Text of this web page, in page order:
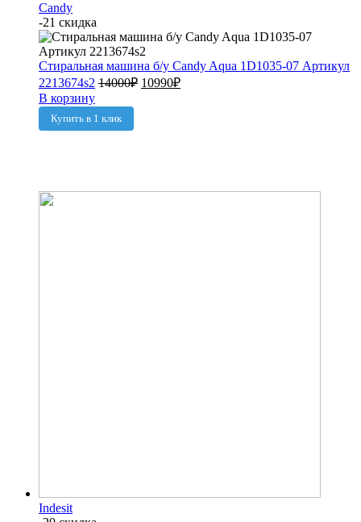
Candy
-21 скидка
Стиральная машина б/у Candy Aqua 1D1035-07 Артикул
2213674s2 14000₽ 10990₽
В корзину
Купить в 1 клик
Indesit